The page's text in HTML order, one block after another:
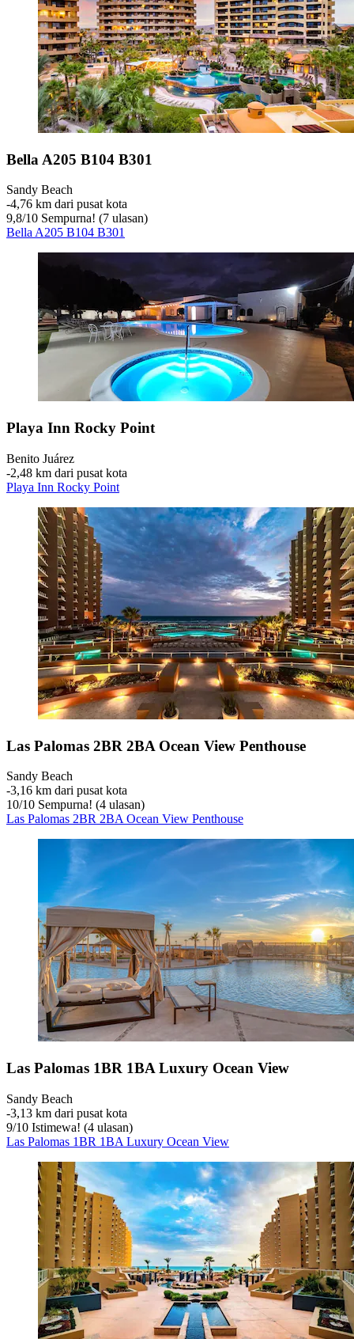
Bella A205 B104 B301
Sandy Beach
‐4,76 km dari pusat kota
9,8/10 Sempurna! (7 ulasan)
Bella A205 B104 B301
Playa Inn Rocky Point
Benito Juárez
‐2,48 km dari pusat kota
Playa Inn Rocky Point
Las Palomas 2BR 2BA Ocean View Penthouse
Sandy Beach
‐3,16 km dari pusat kota
10/10 Sempurna! (4 ulasan)
Las Palomas 2BR 2BA Ocean View Penthouse
Las Palomas 1BR 1BA Luxury Ocean View
Sandy Beach
‐3,13 km dari pusat kota
9/10 Istimewa! (4 ulasan)
Las Palomas 1BR 1BA Luxury Ocean View